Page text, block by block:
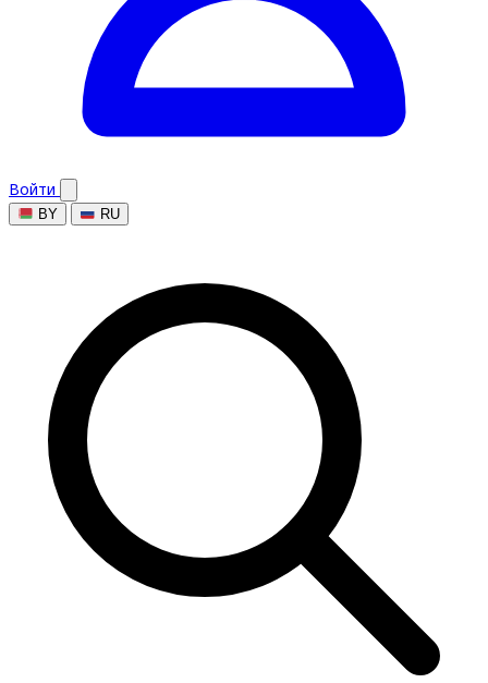
Войти
BY RU